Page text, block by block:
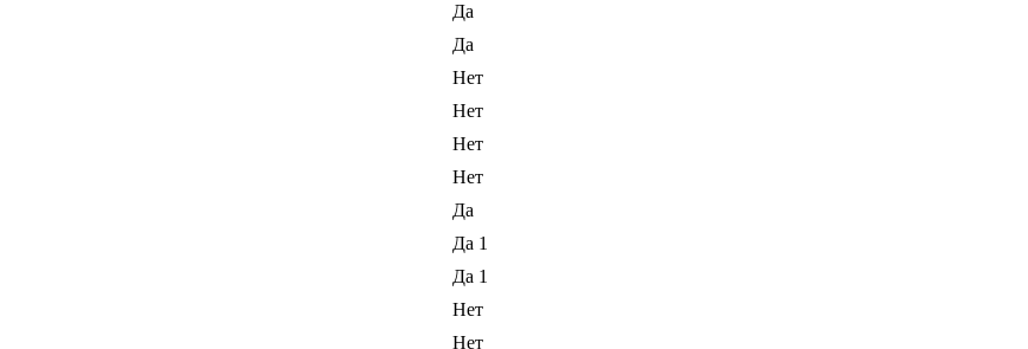
Да
Да
Нет
Нет
Нет
Нет
Да
Да 1
Да 1
Нет
Нет